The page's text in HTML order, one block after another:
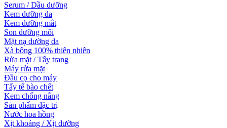
Serum / Dầu dưỡng
Kem dưỡng da
Kem dưỡng mắt
Son dưỡng môi
Mặt nạ dưỡng da
Xà bông 100% thiên nhiên
Rửa mặt / Tẩy trang
Máy rửa mặt
Đầu cọ cho máy
Tẩy tế bào chết
Kem chống nắng
Sản phẩm đặc trị
Nước hoa hồng
Xịt khoáng / Xịt dưỡng